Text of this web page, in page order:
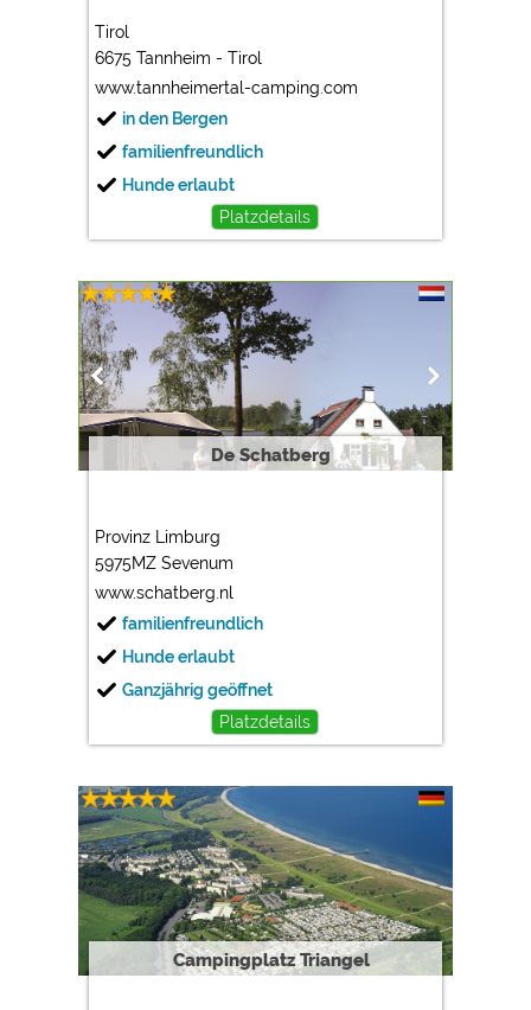
Tirol
6675 Tannheim - Tirol
www.tannheimertal-camping.com
in den Bergen
familienfreundlich
Hunde erlaubt
Platzdetails
De Schatberg
Provinz Limburg
5975MZ Sevenum
www.schatberg.nl
familienfreundlich
Hunde erlaubt
Ganzjährig geöffnet
Platzdetails
Campingplatz Triangel